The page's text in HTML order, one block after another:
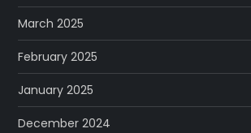
March 2025
February 2025
January 2025
December 2024